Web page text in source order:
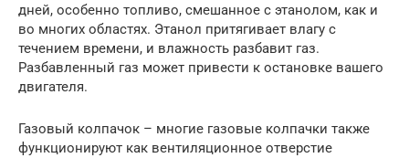
дней, особенно топливо, смешанное с этанолом, как и
во многих областях. Этанол притягивает влагу с
течением времени, и влажность разбавит газ.
Разбавленный газ может привести к остановке вашего
двигателя.
Газовый колпачок – многие газовые колпачки также
функционируют как вентиляционное отверстие